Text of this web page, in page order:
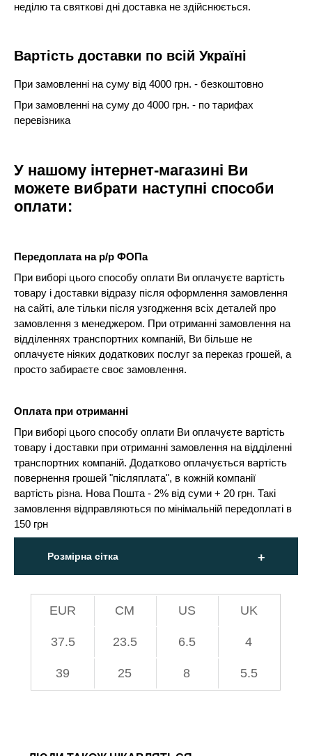
неділю та святкові дні доставка не здійснюється.
Вартість доставки по всій Україні
При замовленні на суму від 4000 грн. - безкоштовно
При замовленні на суму до 4000 грн. - по тарифах
перевізника
У нашому інтернет-магазині Ви
можете вибрати наступні способи
оплати:
Передоплата на р/р ФОПа
При виборі цього способу оплати Ви оплачуєте вартість
товару і доставки відразу після оформлення замовлення
на сайті, але тільки після узгодження всіх деталей про
замовлення з менеджером. При отриманні замовлення на
відділеннях транспортних компаній, Ви більше не
оплачуєте ніяких додаткових послуг за переказ грошей, а
просто забираєте своє замовлення.
Оплата при отриманні
При виборі цього способу оплати Ви оплачуєте вартість
товару і доставки при отриманні замовлення на відділенні
транспортних компаній. Додатково оплачується вартість
повернення грошей "післяплата", в кожній компанії
вартість різна. Нова Пошта - 2% від суми + 20 грн. Такі
замовлення відправляються по мінімальній передоплаті в
150 грн
Розмірна сітка
EUR СМ US UK
37.5 23.5 6.5 4
39 25 8 5.5